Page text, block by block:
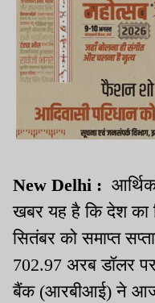
New Delhi :
खबर यह है कि देश का
सितंबर को समाप्त
702.97 अरब डॉलर
बैंक (आरबीआई) ने आज